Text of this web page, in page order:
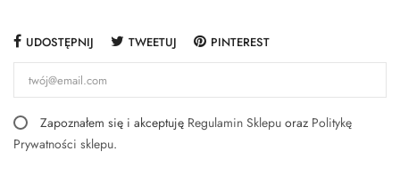
UDOSTĘPNIJ TWEETUJ PINTEREST
Zapoznałem się i akceptuję Regulamin Sklepu oraz Politykę
Prywatności sklepu.